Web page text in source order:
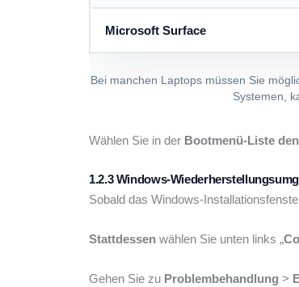
Microsoft Surface
Bei manchen Laptops müssen Sie
Systemen,
Wählen Sie in der Bootmenü-Liste
1.2.3 Windows-
Sobald das Windows-
Stattdessen wählen Sie unten links „
Gehen Sie zu Problembehandlung >